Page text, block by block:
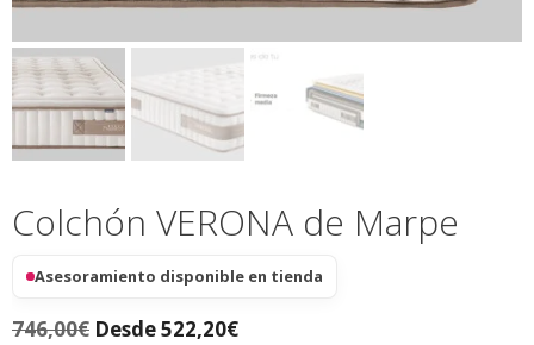
Colchón VERONA de Marpe
Asesoramiento disponible en tienda
746,00€ Desde522,20€